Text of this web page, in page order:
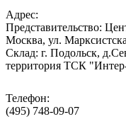
Адрес:
Представительство:
Москва, ул.
Cклад: г. Подольск,
территория ТСК
Телефон:
(495) 748-09-07